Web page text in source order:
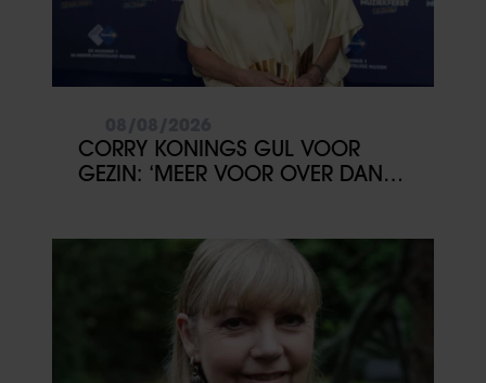
CORRY KONINGS GUL VOOR
GEZIN: ‘MEER VOOR OVER DAN